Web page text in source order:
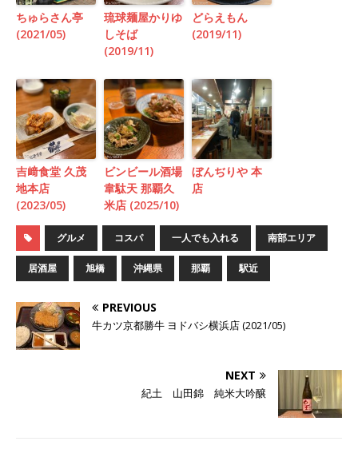
ちゅらさん亭
(2021/05)
琉球麺屋かりゆ
しそば
(2019/11)
どらえもん
(2019/11)
吉﨑食堂 久茂
地本店
(2023/05)
ビンビール酒場
韋駄天 那覇久
米店 (2025/10)
ぼんぢりや 本
店
グルメ コスパ 一人でも入れる 南部エリア
居酒屋 旭橋 沖縄県 那覇 駅近
PREVIOUS
牛カツ京都勝牛 ヨドバシ横浜店 (2021/05)
NEXT
紀土 山田錦 純米大吟醸